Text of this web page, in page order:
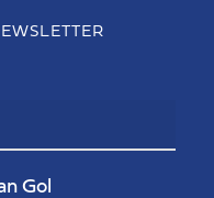
Gol